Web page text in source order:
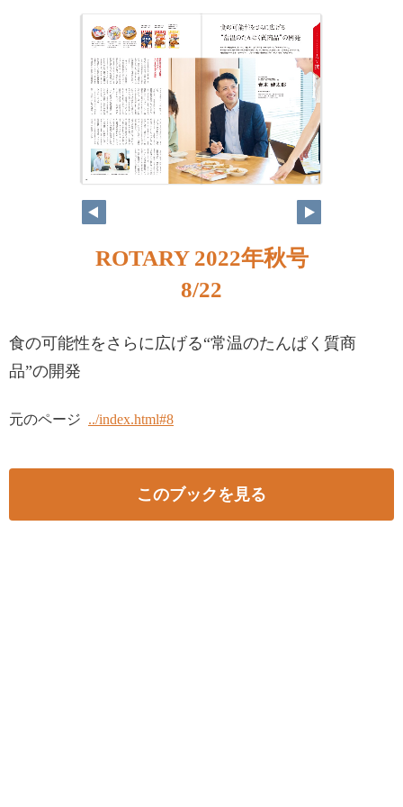
ROTARY 2022年秋号
8/22
食の可能性をさらに広げる“常温のたんぱく質商
品”の開発
元のページ ../index.html#8
このブックを見る